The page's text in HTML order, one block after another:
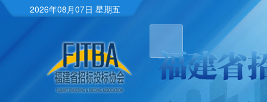
2026年08月07日 星期五